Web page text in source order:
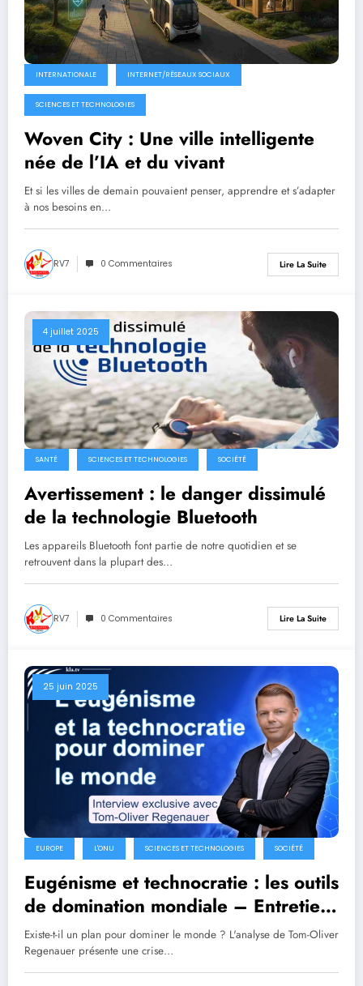
INTERNATIONALE INTERNET/RÉSEAUX SOCIAUX
SCIENCES ET TECHNOLOGIES
Woven City : Une ville intelligente
née de l’IA et du vivant
Et si les villes de demain pouvaient penser, apprendre et s’adapter
à nos besoins en…
RV7 0 Commentaires Lire La Suite
4 juillet 2025
SANTÉ SCIENCES ET TECHNOLOGIES SOCIÉTÉ
Avertissement : le danger dissimulé
de la technologie Bluetooth
Les appareils Bluetooth font partie de notre quotidien et se
retrouvent dans la plupart des…
RV7 0 Commentaires Lire La Suite
25 juin 2025
EUROPE L'ONU SCIENCES ET TECHNOLOGIES SOCIÉTÉ
Eugénisme et technocratie : les outils
de domination mondiale – Entretien
exclusif avec Tom-Oliver Regenaue
Existe-t-il un plan pour dominer le monde ? L'analyse de Tom-Oliver
Regenauer présente une crise…